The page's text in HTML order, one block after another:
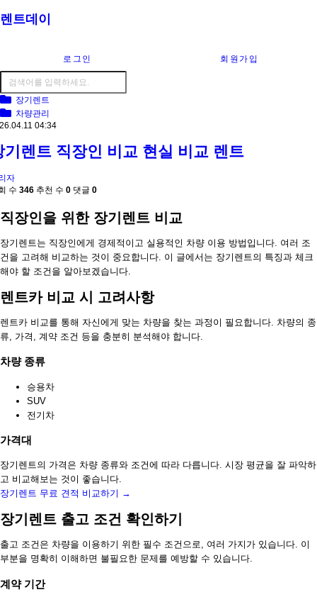
렌트데이
로그인 회원가입
장기렌트
차량관리
04:34
기렌트 직장인 비교 현실 비교 렌트
자
수 346 추천 수 0 댓글 0
직장인을 위한 장기렌트 비교
장기렌트는 직장인에게 경제적이고 실용적인 차량 이용 방법입니다. 여러 조
건을 고려해 비교하는 것이 중요합니다. 이 글에서는 장기렌트의 특징과 체크
해야 할 조건을 알아보겠습니다.
렌트카 비교 시 고려사항
렌트카 비교를 통해 자신에게 맞는 차량을 찾는 과정이 필요합니다. 차량의 종
류, 가격, 계약 조건 등을 충분히 분석해야 합니다.
차량 종류
승용차
SUV
전기차
가격대
장기렌트의 가격은 차량 종류와 조건에 따라 다릅니다. 시장 평균을 잘 파악하
고 비교해보는 것이 좋습니다.
장기렌트 무료 견적 비교하기 →
장기렌트 출고 조건 확인하기
출고 조건은 차량을 이용하기 위한 필수 조건으로, 여러 가지가 있습니다. 이
부분을 명확히 이해하면 불필요한 문제를 예방할 수 있습니다.
계약 기간